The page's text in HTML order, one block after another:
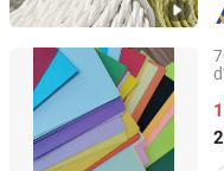
Qingdao Newxinker
Shandong, China